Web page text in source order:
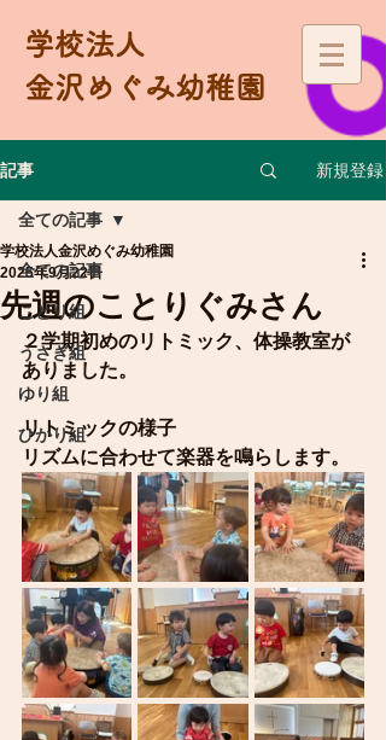
学校法人
金沢めぐみ幼稚園
記事 新規登録
全ての記事
ことり組
うさぎ組
ゆり組
ひかり組
全ての記事
先週のことりぐみさん
学校法人金沢めぐみ幼稚園
2025年9月22日
２学期初めのリトミック、体操教室が
ありました。
リトミックの様子
リズムに合わせて楽器を鳴らします。